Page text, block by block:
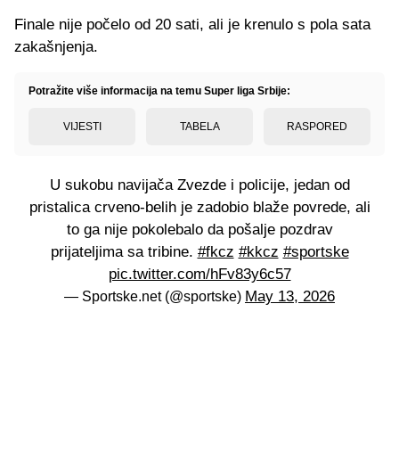
Finale nije počelo od 20 sati, ali je krenulo s pola sata
zakašnjenja.
Potražite više informacija na temu Super liga Srbije:
VIJESTI TABELA RASPORED
U sukobu navijača Zvezde i policije, jedan od
pristalica crveno-belih je zadobio blaže povrede, ali
to ga nije pokolebalo da pošalje pozdrav
prijateljima sa tribine. #fkcz #kkcz #sportske
pic.twitter.com/hFv83y6c57
— Sportske.net (@sportske) May 13, 2026